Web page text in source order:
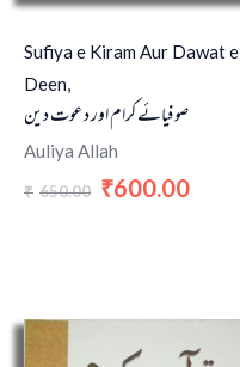
Sufiya e Kiram Aur Dawat e
Deen,
صوفیائے کرام اور دعوت دین
Auliya Allah
₹ 650.00 ₹600.00